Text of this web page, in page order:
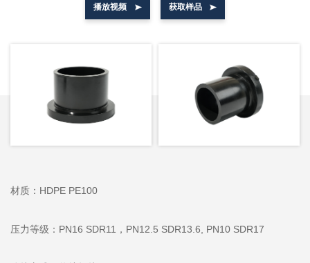
播放视频 获取样品
材质：HDPE PE100
压力等级：PN16 SDR11，PN12.5 SDR13.6, PN10 SDR17